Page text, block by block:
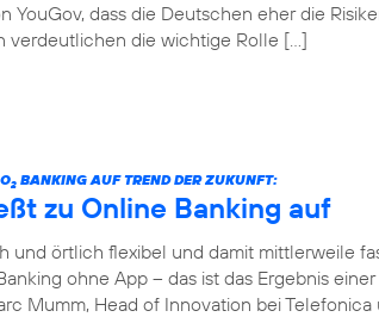
YouGov, dass die Deutschen eher die
verdeutlichen die wichtige Rolle […]
2 BANKING AUF TREND DER ZUKUNFT:
zu Online Banking auf
und örtlich flexibel und damit mittlerweile
ohne App – das ist das Ergebnis
Mumm, Head of Innovation bei Telefonica